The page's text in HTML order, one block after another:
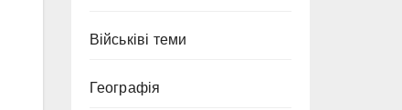
Військіві теми
Географія